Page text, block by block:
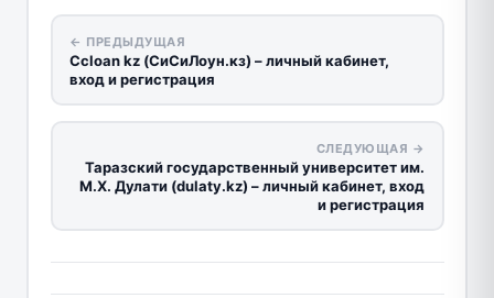
← ПРЕДЫДУЩАЯ
Сcloan kz (СиСиЛоун.кз) – личный кабинет,
вход и регистрация
СЛЕДУЮЩАЯ →
Таразский государственный университет им.
М.Х. Дулати (dulaty.kz) – личный кабинет, вход
и регистрация